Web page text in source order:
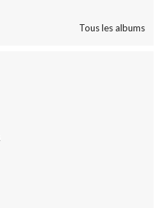
Tous les albums